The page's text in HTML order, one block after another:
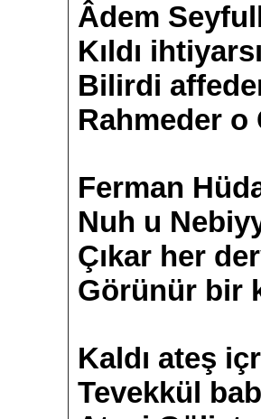
Âdem
Kıldı
Bilirdi
Rahmeder o
Ferman
Nuh u
Çıkar her
Görünür bir
Kaldı ateş
Tevekkül